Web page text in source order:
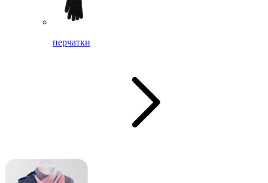
перчатки